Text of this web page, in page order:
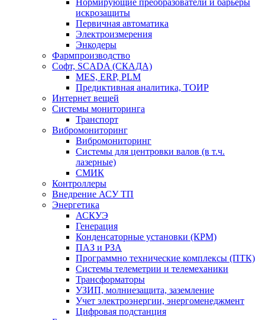
Нормирующие преобразователи и барьеры
искрозащиты
Первичная автоматика
Электроизмерения
Энкодеры
Фармпроизводство
Софт, SCADA (СКАДА)
MES, ERP, PLM
Предиктивная аналитика, ТОИР
Интернет вещей
Системы мониторинга
Транспорт
Вибромониторинг
Вибромониторинг
Системы для центровки валов (в т.ч.
лазерные)
СМИК
Контроллеры
Внедрение АСУ ТП
Энергетика
АСКУЭ
Генерация
Конденсаторные установки (КРМ)
ПАЗ и РЗА
Программно технические комплексы (ПТК)
Системы телеметрии и телемеханики
Трансформаторы
УЗИП, молниезащита, заземление
Учет электроэнергии, энергоменеджмент
Цифровая подстанция